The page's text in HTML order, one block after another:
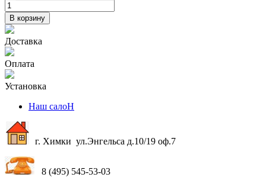
В корзину
Доставка
Оплата
Установка
Наш салоН
г. Химки ул.Энгельса д.10/19 оф.7
8 (495) 545-53-03